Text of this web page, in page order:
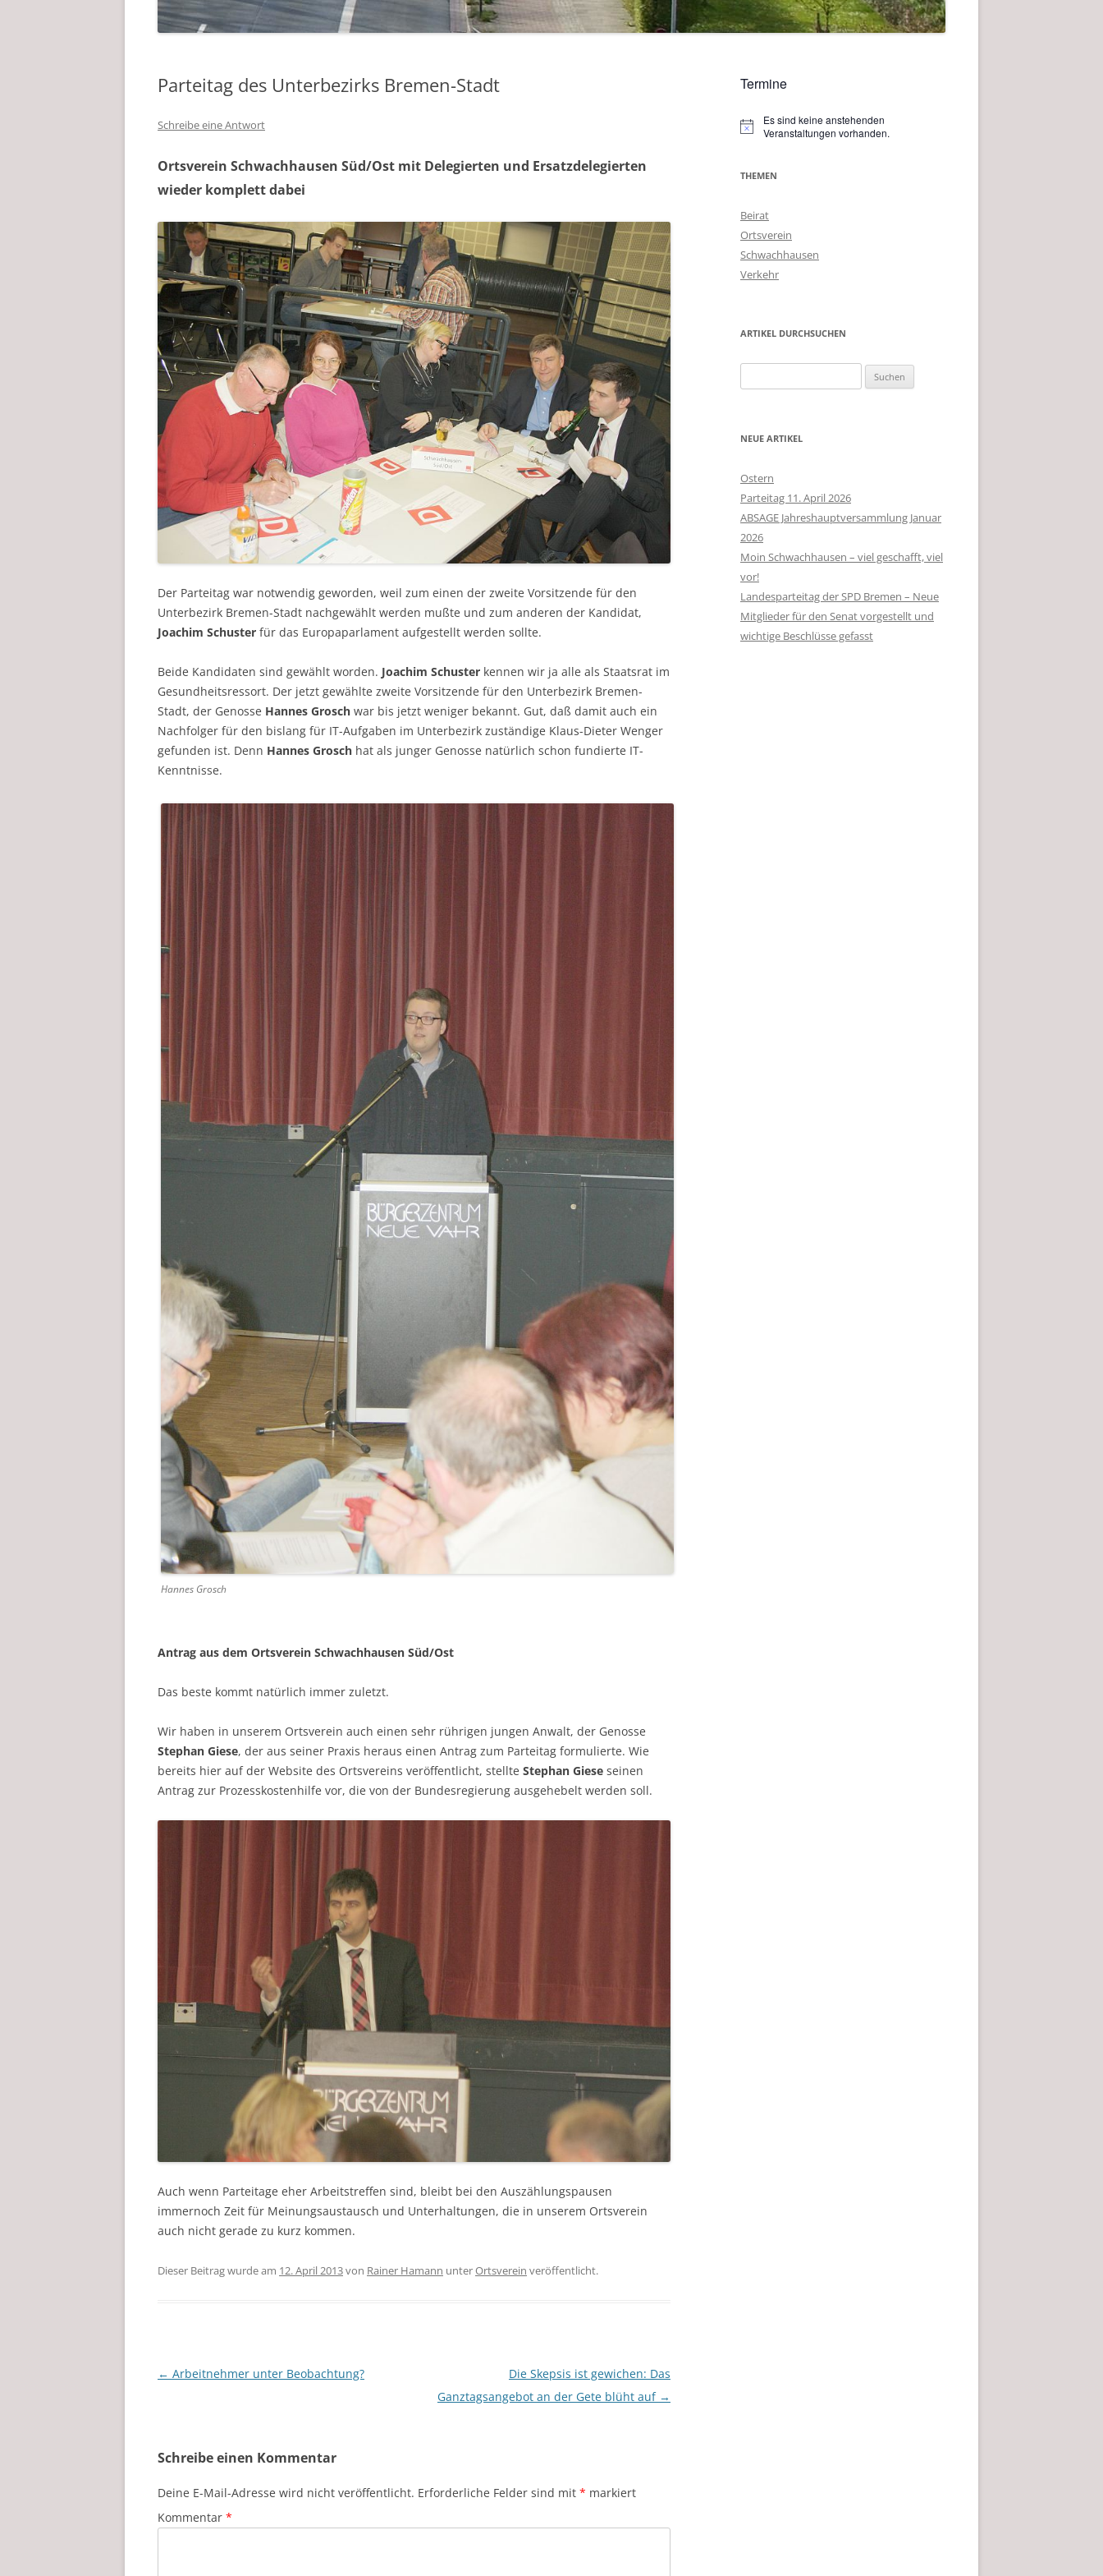
Parteitag des Unterbezirks Bremen-Stadt
Schreibe eine Antwort
Ortsverein Schwachhausen Süd/Ost mit Delegierten und Ersatzdelegierten
wieder komplett dabei
Der Parteitag war notwendig geworden, weil zum einen der zweite Vorsitzende für den
Unterbezirk Bremen-Stadt nachgewählt werden mußte und zum anderen der Kandidat,
Joachim Schuster für das Europaparlament aufgestellt werden sollte.
Beide Kandidaten sind gewählt worden. Joachim Schuster kennen wir ja alle als Staatsrat im
Gesundheitsressort. Der jetzt gewählte zweite Vorsitzende für den Unterbezirk Bremen-
Stadt, der Genosse Hannes Grosch war bis jetzt weniger bekannt. Gut, daß damit auch ein
Nachfolger für den bislang für IT-Aufgaben im Unterbezirk zuständige Klaus-Dieter Wenger
gefunden ist. Denn Hannes Grosch hat als junger Genosse natürlich schon fundierte IT-
Kenntnisse.
Hannes Grosch
Antrag aus dem Ortsverein Schwachhausen Süd/Ost
Das beste kommt natürlich immer zuletzt.
Wir haben in unserem Ortsverein auch einen sehr rührigen jungen Anwalt, der Genosse
Stephan Giese, der aus seiner Praxis heraus einen Antrag zum Parteitag formulierte. Wie
bereits hier auf der Website des Ortsvereins veröffentlicht, stellte Stephan Giese seinen
Antrag zur Prozesskostenhilfe vor, die von der Bundesregierung ausgehebelt werden soll.
Auch wenn Parteitage eher Arbeitstreffen sind, bleibt bei den Auszählungspausen
immernoch Zeit für Meinungsaustausch und Unterhaltungen, die in unserem Ortsverein
auch nicht gerade zu kurz kommen.
Dieser Beitrag wurde am 12. April 2013von Rainer Hamann unterOrtsverein veröffentlicht.
Beitragsnavigation
← Arbeitnehmer unter Beobachtung?
Die Skepsis ist gewichen: Das
Ganztagsangebot an der Gete blüht auf →
Schreibe einen Kommentar
Deine E-Mail-Adresse wird nicht veröffentlicht. Erforderliche Felder sind mit * markiert
Kommentar *
Termine
Hinweis
Es sind keine anstehenden
Veranstaltungen vorhanden.
THEMEN
Beirat
Ortsverein
Schwachhausen
Verkehr
ARTIKEL DURCHSUCHEN
nach:
NEUE ARTIKEL
Ostern
Parteitag 11. April 2026
ABSAGE Jahreshauptversammlung Januar
2026
Moin Schwachhausen – viel geschafft, viel
vor!
Landesparteitag der SPD Bremen – Neue
Mitglieder für den Senat vorgestellt und
wichtige Beschlüsse gefasst